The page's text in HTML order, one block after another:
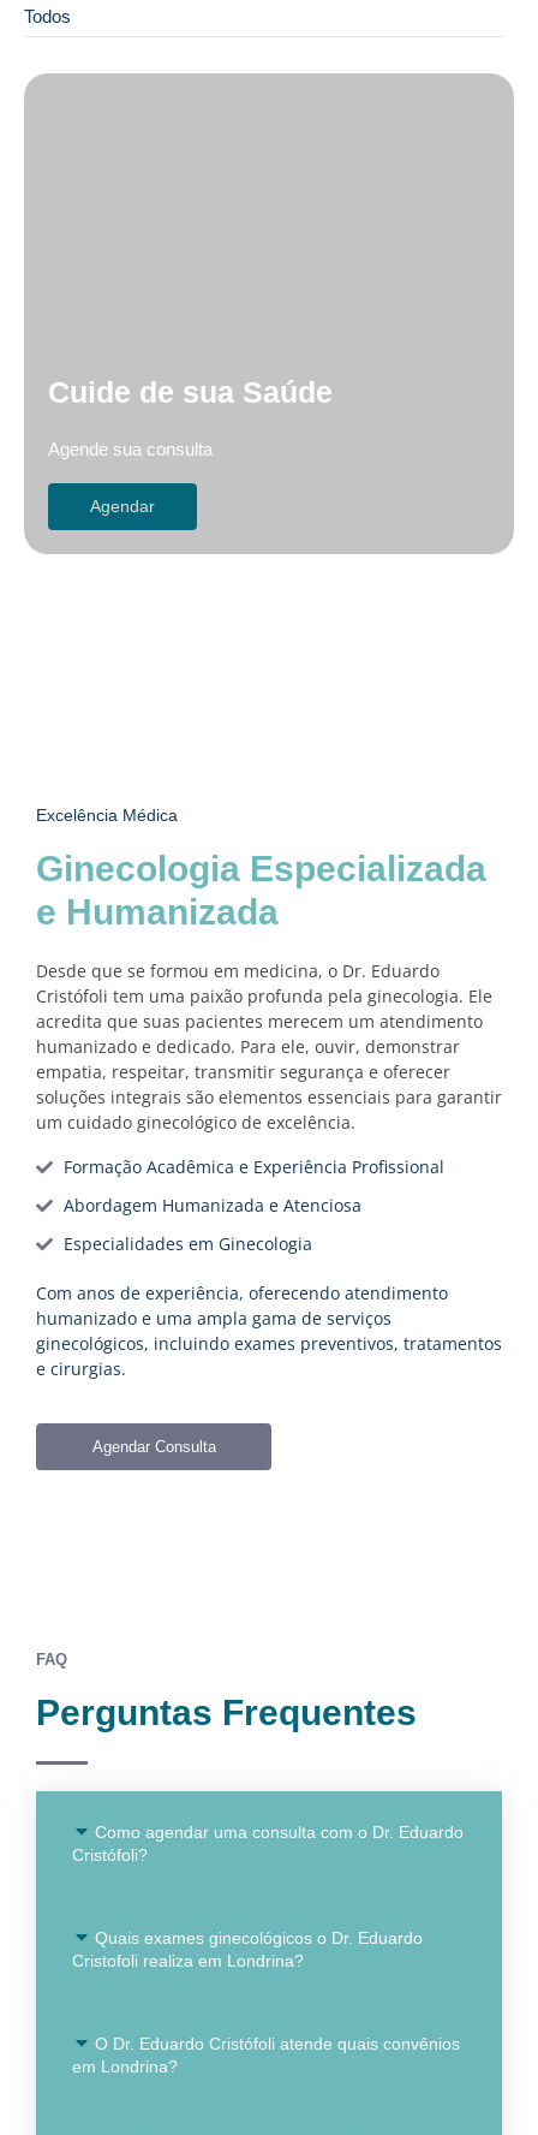
Todos
Cuide de sua Saúde
Agende sua consulta
Agendar
Excelência Médica
Ginecologia Especializada
e Humanizada
Desde que se formou em medicina, o Dr. Eduardo
Cristófoli tem uma paixão profunda pela ginecologia. Ele
acredita que suas pacientes merecem um atendimento
humanizado e dedicado. Para ele, ouvir, demonstrar
empatia, respeitar, transmitir segurança e oferecer
soluções integrais são elementos essenciais para garantir
um cuidado ginecológico de excelência.
Formação Acadêmica e Experiência Profissional
Abordagem Humanizada e Atenciosa
Especialidades em Ginecologia
Com anos de experiência, oferecendo atendimento
humanizado e uma ampla gama de serviços
ginecológicos, incluindo exames preventivos, tratamentos
e cirurgias.
Agendar Consulta
FAQ
Perguntas Frequentes
Como agendar uma consulta com o Dr. Eduardo
Cristófoli?
Quais exames ginecológicos o Dr. Eduardo
Cristofoli realiza em Londrina?
O Dr. Eduardo Cristófoli atende quais convênios
em Londrina?